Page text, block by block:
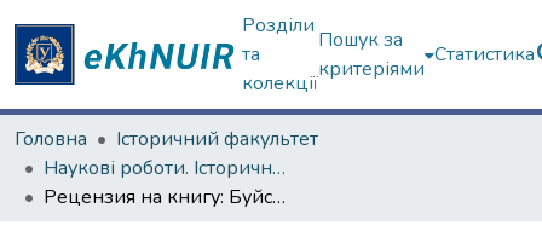
Розділи
та
колекції
Пошук за
критеріями
Статистика
Головна
Історичний факультет
Наукові роботи. Історичний факультет
Рецензия на книгу: Буйских А. В. Пространственное развитие Херсонеса Таврического в античную эпоху//МАИЭТ. — Supplementum. — Вып. 5. — Симферополь, 2008. — 424 с.